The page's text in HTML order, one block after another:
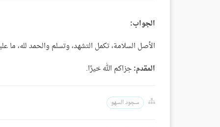
الجواب:
الأصل السلامة، تكمل التشهد، وتسلم والحمد لله،
المقدم:جزاكم الله خيرًا.
سجود السهو